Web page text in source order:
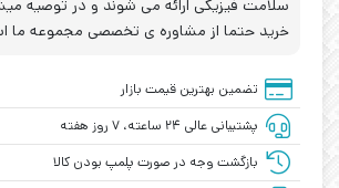
سلامت فیزیکی ارائه می شوند و در توصیه
خرید حتما از مشاوره ی تخصصی مجموعه ما
تضمین بهترین قیمت بازار
پشتیبانی عالی ۲۴ ساعته، ۷ روز هفته
بازگشت وجه در صورت پلمپ بودن کالا